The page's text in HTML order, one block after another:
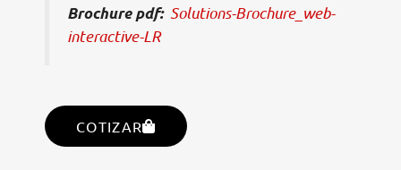
Brochure pdf: Solutions-Brochure_web-
interactive-LR
COTIZAR